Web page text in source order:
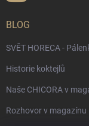
BLOG
SVĚT HORECA -
Historie koktejlů
Naše CHICORA v
Rozhovor v magazínu